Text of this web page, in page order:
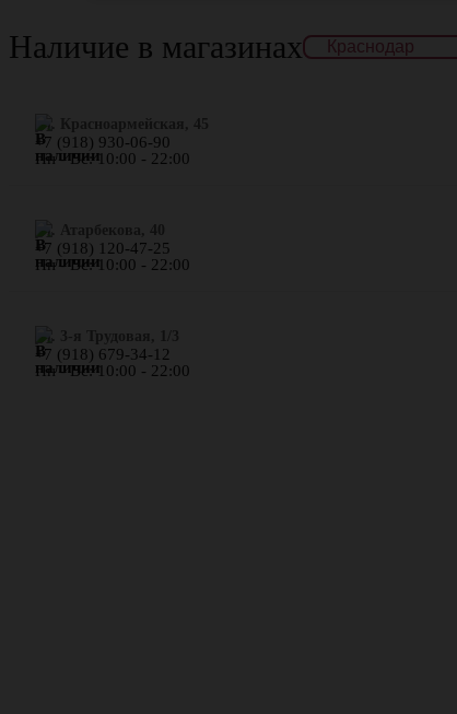
Наличие в магазинах
ул. Красноармейская, 45
+7 (918) 930-06-90
Пн - Вс: 10:00 - 22:00
​ул. Атарбекова, 40
+7 (918) 120-47-25
Пн - Вс: 10:00 - 22:00
ул. 3-я Трудовая, 1/3
+7 (918) 679-34-12
Пн - Вс: 10:00 - 22:00